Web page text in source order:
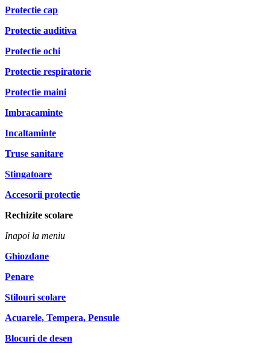
Protectie cap
Protectie auditiva
Protectie ochi
Protectie respiratorie
Protectie maini
Imbracaminte
Incaltaminte
Truse sanitare
Stingatoare
Accesorii protectie
Rechizite scolare
Inapoi la meniu
Ghiozdane
Penare
Stilouri scolare
Acuarele, Tempera, Pensule
Blocuri de desen